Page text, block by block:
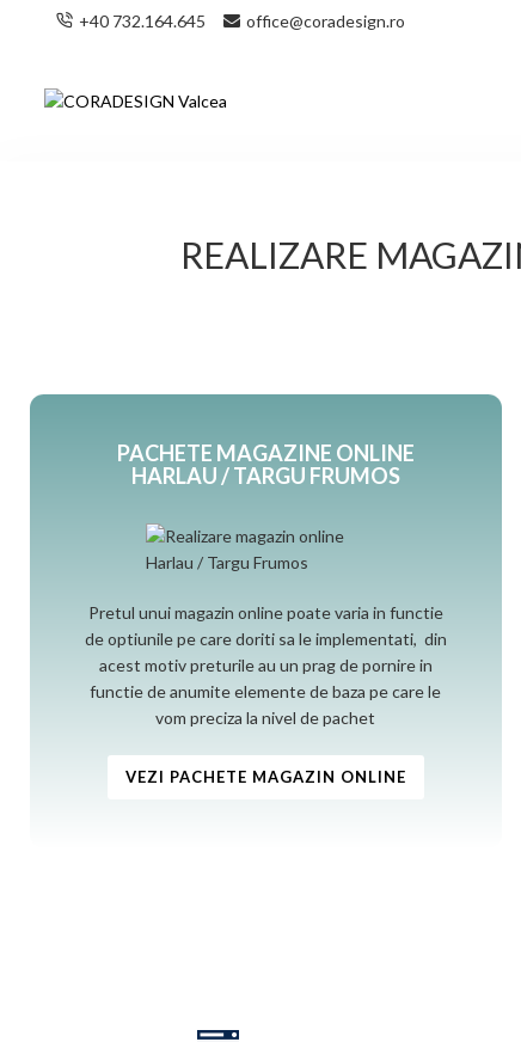
+40 732.164.645 office@coradesign.ro
REALIZARE
PACHETE MAGAZINE ONLINE
HARLAU / TARGU FRUMOS
Pretul unui magazin online poate varia in functie
de optiunile pe care doriti sa le implementati, din
acest motiv preturile au un prag de pornire in
functie de anumite elemente de baza pe care le
vom preciza la nivel de pachet
VEZI PACHETE MAGAZIN ONLINE